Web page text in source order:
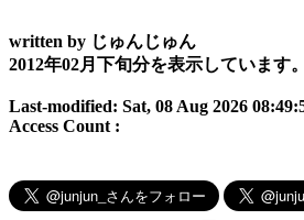
written by じゅんじゅん
2012年02月下旬分を表示しています。
Last-modified: Sat, 08 Aug 2026
Access Count :